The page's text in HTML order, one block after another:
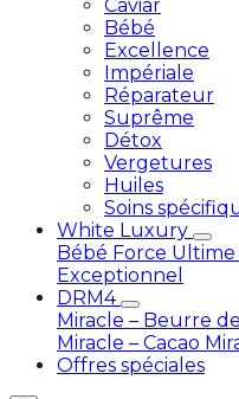
Caviar
Bébé
Excellence
Impériale
Réparateur
Suprême
Détox
Vergetures
Huiles
Soins
White Luxury
Bébé Force
Exceptionnel
DRM4
Miracle – Beurre
Miracle – Cacao
Offres spéciales